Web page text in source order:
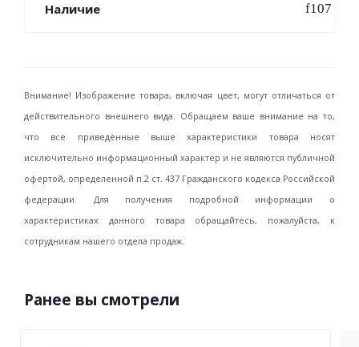
Наличие
Внимание! Изображение товара, включая цвет, могут отличаться от
действительного внешнего вида. Обращаем ваше внимание на то,
что все приведённые выше характеристики товара носят
исключительно информационный характер и не являются публичной
офертой, определенной п.2 ст. 437 Гражданского кодекса Российской
федерации. Для получения подробной информации о
характеристиках данного товара обращайтесь, пожалуйста, к
сотрудникам нашего отдела продаж.
Ранее вы смотрели